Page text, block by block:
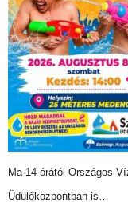
Ma 14 órától Országos
Üdülőközpontban is…